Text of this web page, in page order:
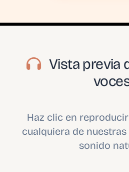
Vista previa
Haz clic en
cualquiera de
sonido